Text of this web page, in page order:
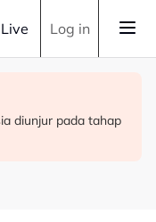
Live Log in
ke KLIA
punca
diunjur pada tahap